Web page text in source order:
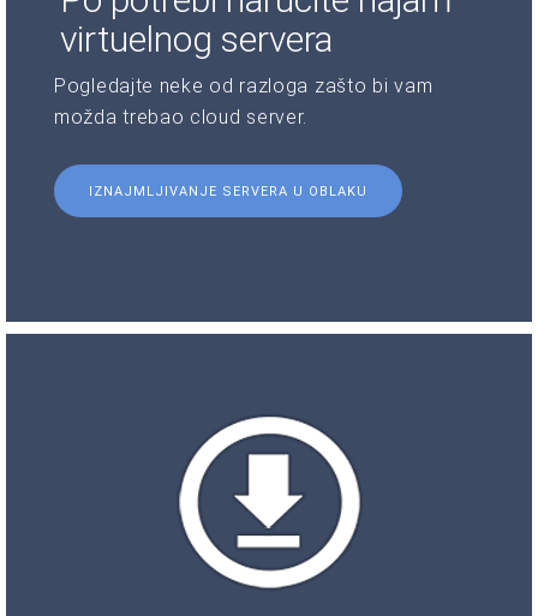
virtuelnog servera
Pogledajte neke od razloga zašto bi vam
možda trebao cloud server.
IZNAJMLJIVANJE SERVERA U OBLAKU